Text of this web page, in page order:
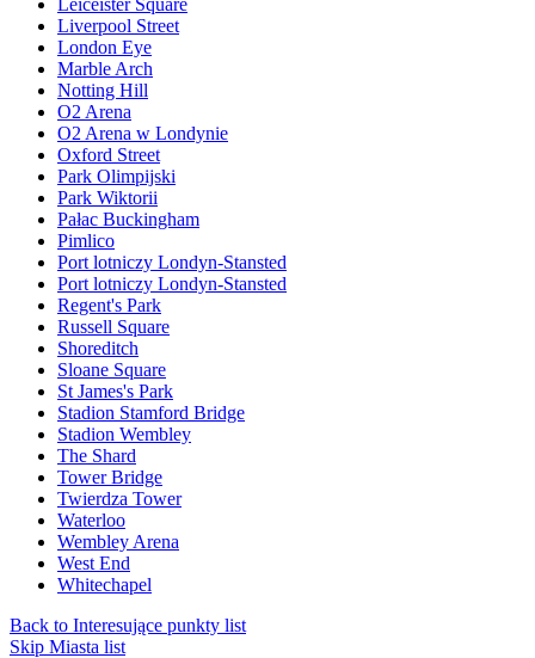
Liverpool Street
London Eye
Marble Arch
Notting Hill
O2 Arena
O2 Arena w Londynie
Oxford Street
Park Olimpijski
Park Wiktorii
Pałac Buckingham
Pimlico
Port lotniczy Londyn-Stansted
Port lotniczy Londyn-Stansted
Regent's Park
Russell Square
Shoreditch
Sloane Square
St James's Park
Stadion Stamford Bridge
Stadion Wembley
The Shard
Tower Bridge
Twierdza Tower
Waterloo
Wembley Arena
West End
Whitechapel
Back to Interesujące punkty list
Skip Miasta list